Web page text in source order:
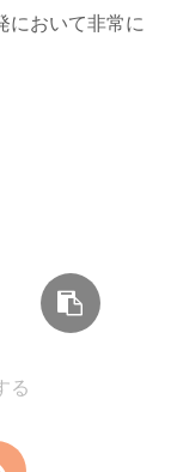
において非常に
る